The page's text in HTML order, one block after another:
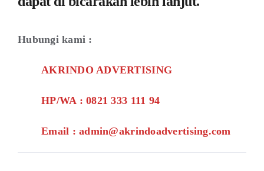
Hubungi kami :
AKRINDO ADVERTISING
HP/WA : 0821 333 111 94
Email : admin@akrindoadvertising.com